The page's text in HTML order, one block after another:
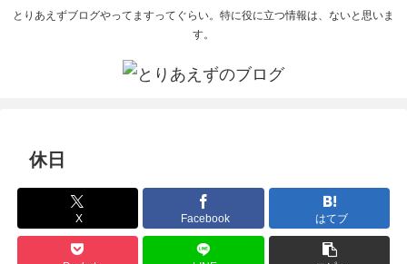
とりあえずブログやってますってぐらい。特に役に立つ情報は、ないと思いま
す。
休日
X Facebook はてブ